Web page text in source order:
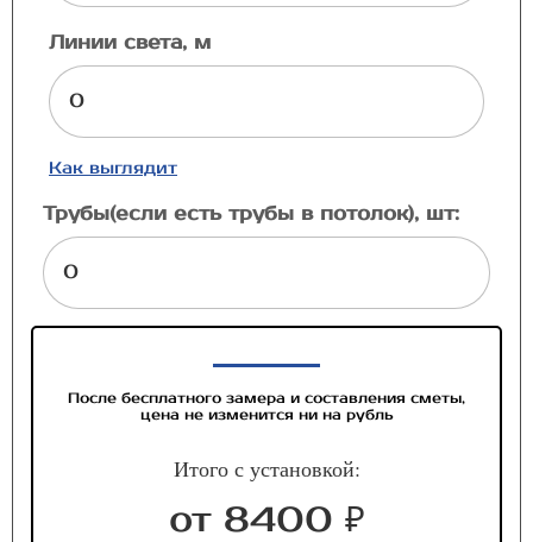
Линии света, м
Как выглядит
Трубы(если есть трубы в потолок), шт:
После бесплатного замера и составления сметы,
цена не изменится ни на рубль
Итого с установкой:
от 8400 ₽